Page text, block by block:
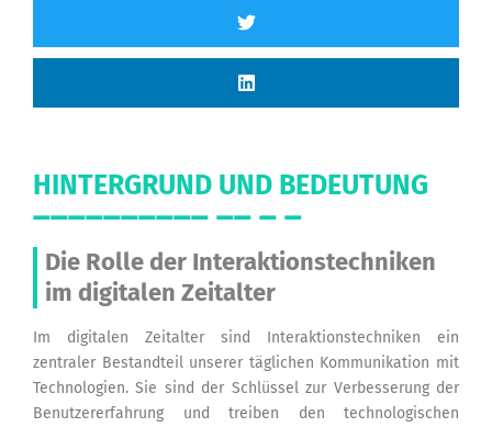
HINTERGRUND UND BEDEUTUNG
Die Rolle der Interaktionstechniken
im digitalen Zeitalter
Im digitalen Zeitalter sind Interaktionstechniken ein
zentraler Bestandteil unserer täglichen Kommunikation mit
Technologien. Sie sind der Schlüssel zur Verbesserung der
Benutzererfahrung und treiben den technologischen